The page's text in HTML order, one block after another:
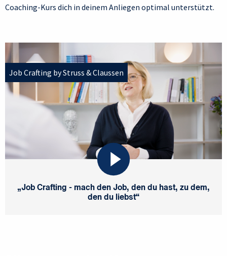
Coaching-Kurs dich in deinem Anliegen optimal unterstützt.
Job Crafting by Struss & Claussen
„Job Crafting - mach den Job, den du hast, zu dem,
den du liebst“